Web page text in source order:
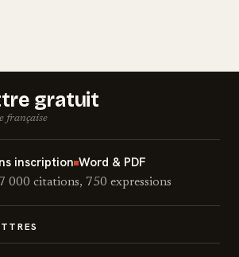
gratuit
française
inscription Word & PDF
000 citations, 750 expressions